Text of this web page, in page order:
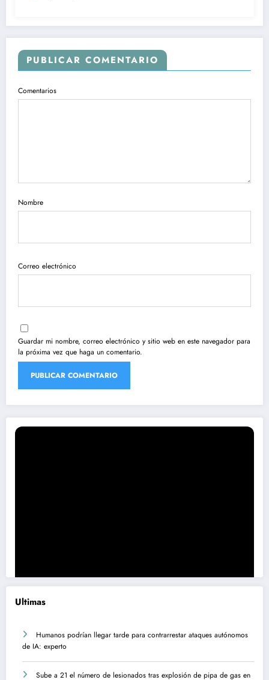
PUBLICAR COMENTARIO
Comentarios
Nombre
Correo electrónico
Guardar mi nombre, correo electrónico y sitio web en este navegador para
la próxima vez que haga un comentario.
Ultimas
Humanos podrían llegar tarde para contrarrestar ataques autónomos
de IA: experto
Sube a 21 el número de lesionados tras explosión de pipa de gas en